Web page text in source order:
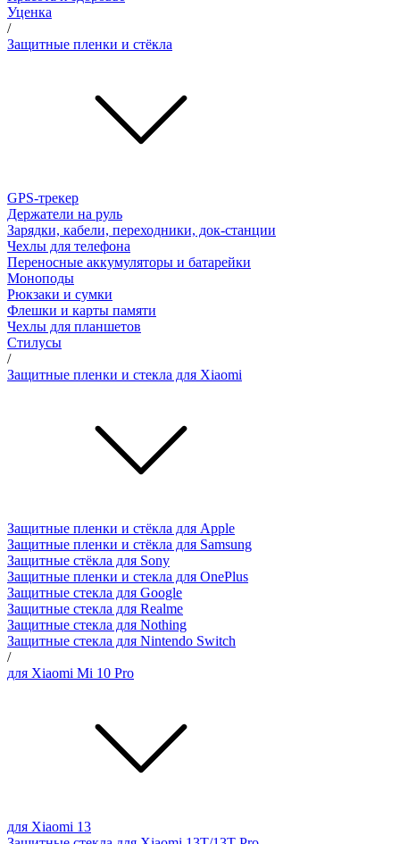
Уценка
/
Защитные пленки и стёкла
GPS-трекер
Держатели на руль
Зарядки, кабели, переходники, док-станции
Чехлы для телефона
Переносные аккумуляторы и батарейки
Моноподы
Рюкзаки и сумки
Флешки и карты памяти
Чехлы для планшетов
Стилусы
/
Защитные пленки и стекла для Xiaomi
Защитные пленки и стёкла для Apple
Защитные пленки и стёкла для Samsung
Защитные стёкла для Sony
Защитные пленки и стекла для OnePlus
Защитные стекла для Google
Защитные стекла для Realme
Защитные стекла для Nothing
Защитные стекла для Nintendo Switch
/
для Xiaomi Mi 10 Pro
для Xiaomi 13